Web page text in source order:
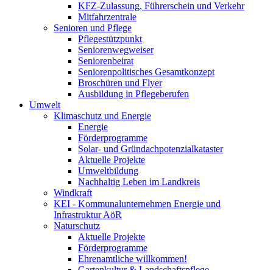
KFZ-Zulassung, Führerschein und Verkehr
Mitfahrzentrale
Senioren und Pflege
Pflegestützpunkt
Seniorenwegweiser
Seniorenbeirat
Seniorenpolitisches Gesamtkonzept
Broschüren und Flyer
Ausbildung in Pflegeberufen
Umwelt
Klimaschutz und Energie
Energie
Förderprogramme
Solar- und Gründachpotenzialkataster
Aktuelle Projekte
Umweltbildung
Nachhaltig Leben im Landkreis
Windkraft
KEI - Kommunalunternehmen Energie und
Infrastruktur AöR
Naturschutz
Aktuelle Projekte
Förderprogramme
Ehrenamtliche willkommen!